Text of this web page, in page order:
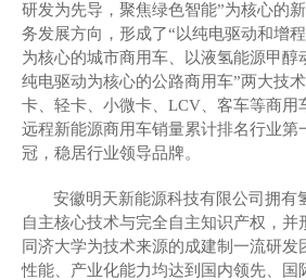
研发为先导，聚焦绿色智能”为核心的
务发展方向，形成了“以纯电驱动和增
为核心的城市商用车、以液氢能源甲醇
纯电驱动为核心的公路商用车”两大技
卡、轻卡、小微卡、LCV、客车等商用
远程新能源商用车销量累计排名行业第
冠 ，稳居行业领导品牌。
安徽明天新能源科技有限公司拥有
自主核心技术与完全自主知识产权，并
同济大学为技术来源的成建制一流研发
性能、产业化能力均达到国内领先、国